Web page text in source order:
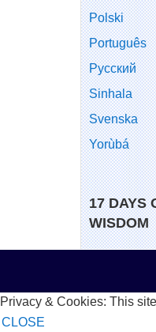
Polski
Português
Русский
Sinhala
Svenska
Yorùbá
17 DAYS
WISDOM
Privacy & Cookies: This
CLOSE